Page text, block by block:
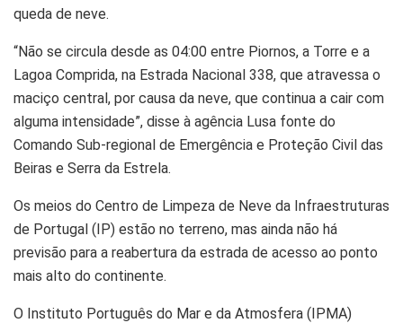
queda de neve.
“Não se circula desde as 04:00 entre Piornos, a Torre e a
Lagoa Comprida, na Estrada Nacional 338, que atravessa o
maciço central, por causa da neve, que continua a cair com
alguma intensidade”, disse à agência Lusa fonte do
Comando Sub-regional de Emergência e Proteção Civil das
Beiras e Serra da Estrela.
Os meios do Centro de Limpeza de Neve da Infraestruturas
de Portugal (IP) estão no terreno, mas ainda não há
previsão para a reabertura da estrada de acesso ao ponto
mais alto do continente.
O Instituto Português do Mar e da Atmosfera (IPMA)